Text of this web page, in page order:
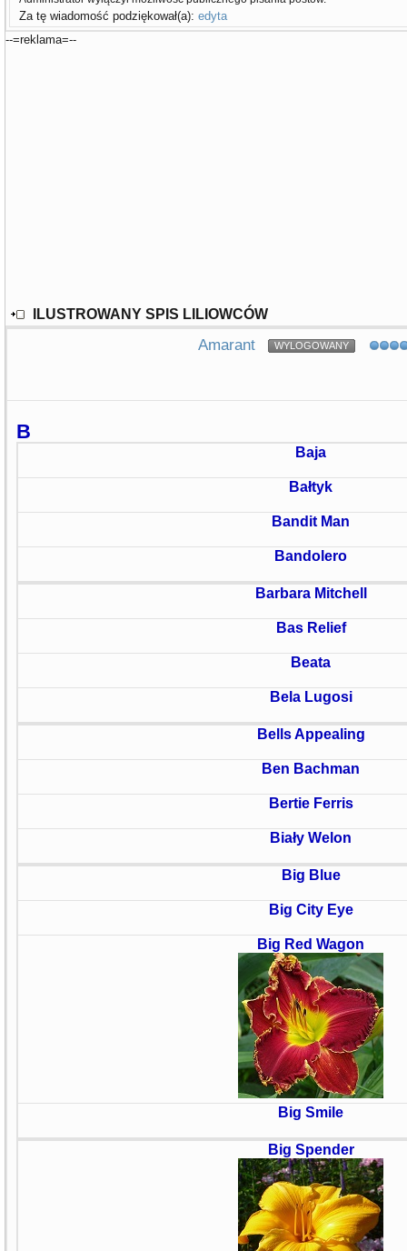
Za tę wiadomość podziękował(a): edyta
--=reklama=--
ILUSTROWANY SPIS LILIOWCÓW
Amarant WYLOGOWANY
B
Baja
Bałtyk
Bandit Man
Bandolero
Barbara Mitchell
Bas Relief
Beata
Bela Lugosi
Bells Appealing
Ben Bachman
Bertie Ferris
Biały Welon
Big Blue
Big City Eye
Big Red Wagon
Big Smile
Big Spender